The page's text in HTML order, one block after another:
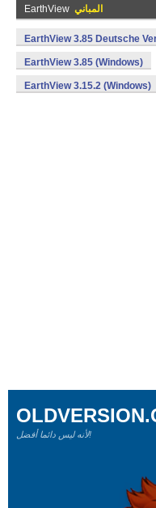
EarthView المباني
EarthView 3.85 Deutsche
EarthView 3.85 (Windows)
EarthView 3.15.2 (Windows)
لأنه ليس دائما أفضل!